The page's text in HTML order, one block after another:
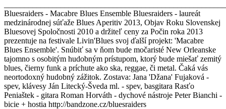
Bluesraiders - Macabre Blues Ensemble Bluesraiders - laureát
medzinárodnej súťaže Blues Aperitiv 2013, Objav Roku Slovenskej
Bluesovej Spoločnosti 2010 a držiteľ ceny za Počin roka 2013
prezentuje na festivale Livin'Blues svoj ďalší projekt: 'Macabre
Blues Ensemble'. Snúbiť sa v ňom bude močaristé New Orleanske
tajomno s osobitým hudobným prístupom, ktorý bude miešať zemitý
blues, čierny funk a príchute ako ska, reggae, či metal. Čaká vás
neortodoxný hudobný zážitok. Zostava: Jana 'Džana' Fujaková -
spev, klávesy Ján Litecký-Šveda ml. - spev, basgitara Rasťo
Peniaštek - gitara Roman Horváth - dychové nástroje Peter Bianchi -
bicie + hostia http://bandzone.cz/bluesraiders